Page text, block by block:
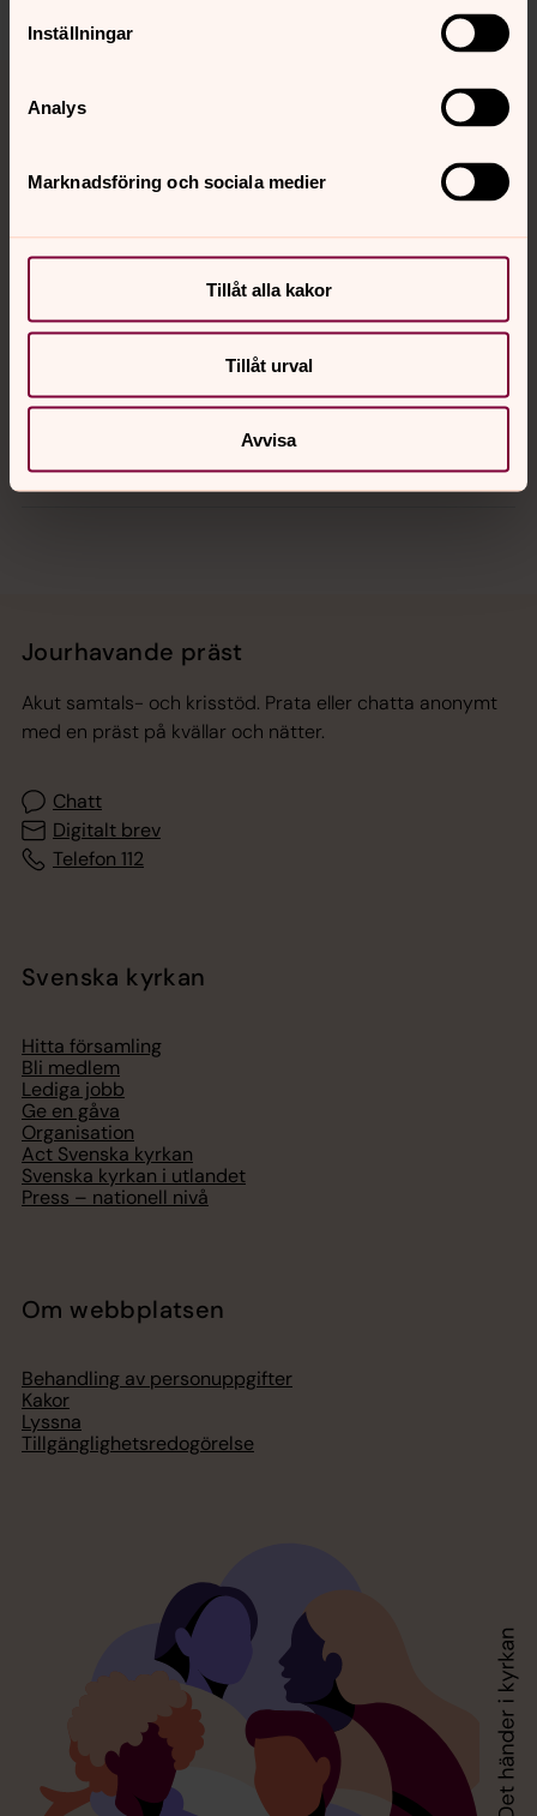
Inställningar
Analys
Marknadsföring och sociala medier
Tillåt alla kakor
Tillåt urval
Avvisa
Kontakt
Sociala kanaler
Jourhavande präst
Akut samtals- och krisstöd. Prata eller chatta anonymt
med en präst på kvällar och nätter.
Chatt
Digitalt brev
Telefon 112
Svenska kyrkan
Hitta församling
Bli medlem
Lediga jobb
Ge en gåva
Organisation
Act Svenska kyrkan
Svenska kyrkan i utlandet
Press – nationell nivå
Om webbplatsen
Behandling av personuppgifter
Kakor
Lyssna
Tillgänglighetsredogörelse